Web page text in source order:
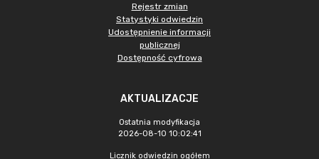
Rejestr zmian
Statystyki odwiedzin
Udostępnienie informacji
publicznej
Dostępność cyfrowa
AKTUALIZACJE
Ostatnia modyfikacja
2026-08-10 10:02:41
Licznik odwiedzin ogółem